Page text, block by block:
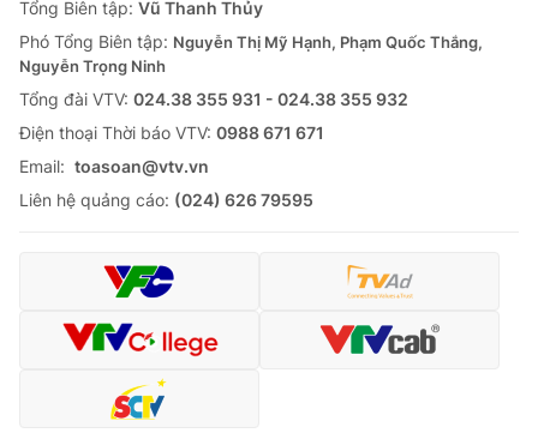
Tổng Biên tập: Vũ Thanh Thủy
Phó Tổng Biên tập: Nguyễn Thị Mỹ Hạnh, Phạm Quốc Thắng,
Nguyễn Trọng Ninh
Tổng đài VTV: 024.38 355 931 - 024.38 355 932
Ðiện thoại Thời báo VTV: 0988 671 671
Email: toasoan@vtv.vn
Liên hệ quảng cáo: (024) 626 79595